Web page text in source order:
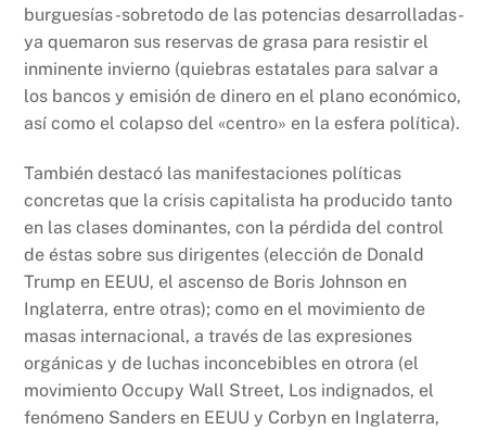
burguesías -sobretodo de las potencias desarrolladas-
ya quemaron sus reservas de grasa para resistir el
inminente invierno (quiebras estatales para salvar a
los bancos y emisión de dinero en el plano económico,
así como el colapso del «centro» en la esfera política).
También destacó las manifestaciones políticas
concretas que la crisis capitalista ha producido tanto
en las clases dominantes, con la pérdida del control
de éstas sobre sus dirigentes (elección de Donald
Trump en EEUU, el ascenso de Boris Johnson en
Inglaterra, entre otras); como en el movimiento de
masas internacional, a través de las expresiones
orgánicas y de luchas inconcebibles en otrora (el
movimiento Occupy Wall Street, Los indignados, el
fenómeno Sanders en EEUU y Corbyn en Inglaterra,